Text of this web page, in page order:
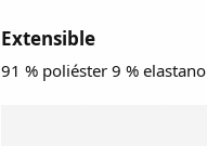
Extensible​
91 % poliéster 9 % elastano